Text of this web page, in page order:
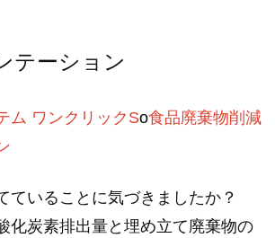
テーション
ム ワンクリックSo食品廃棄物削減
ていることに気づきましたか？
化炭素排出量と埋め立て廃棄物の